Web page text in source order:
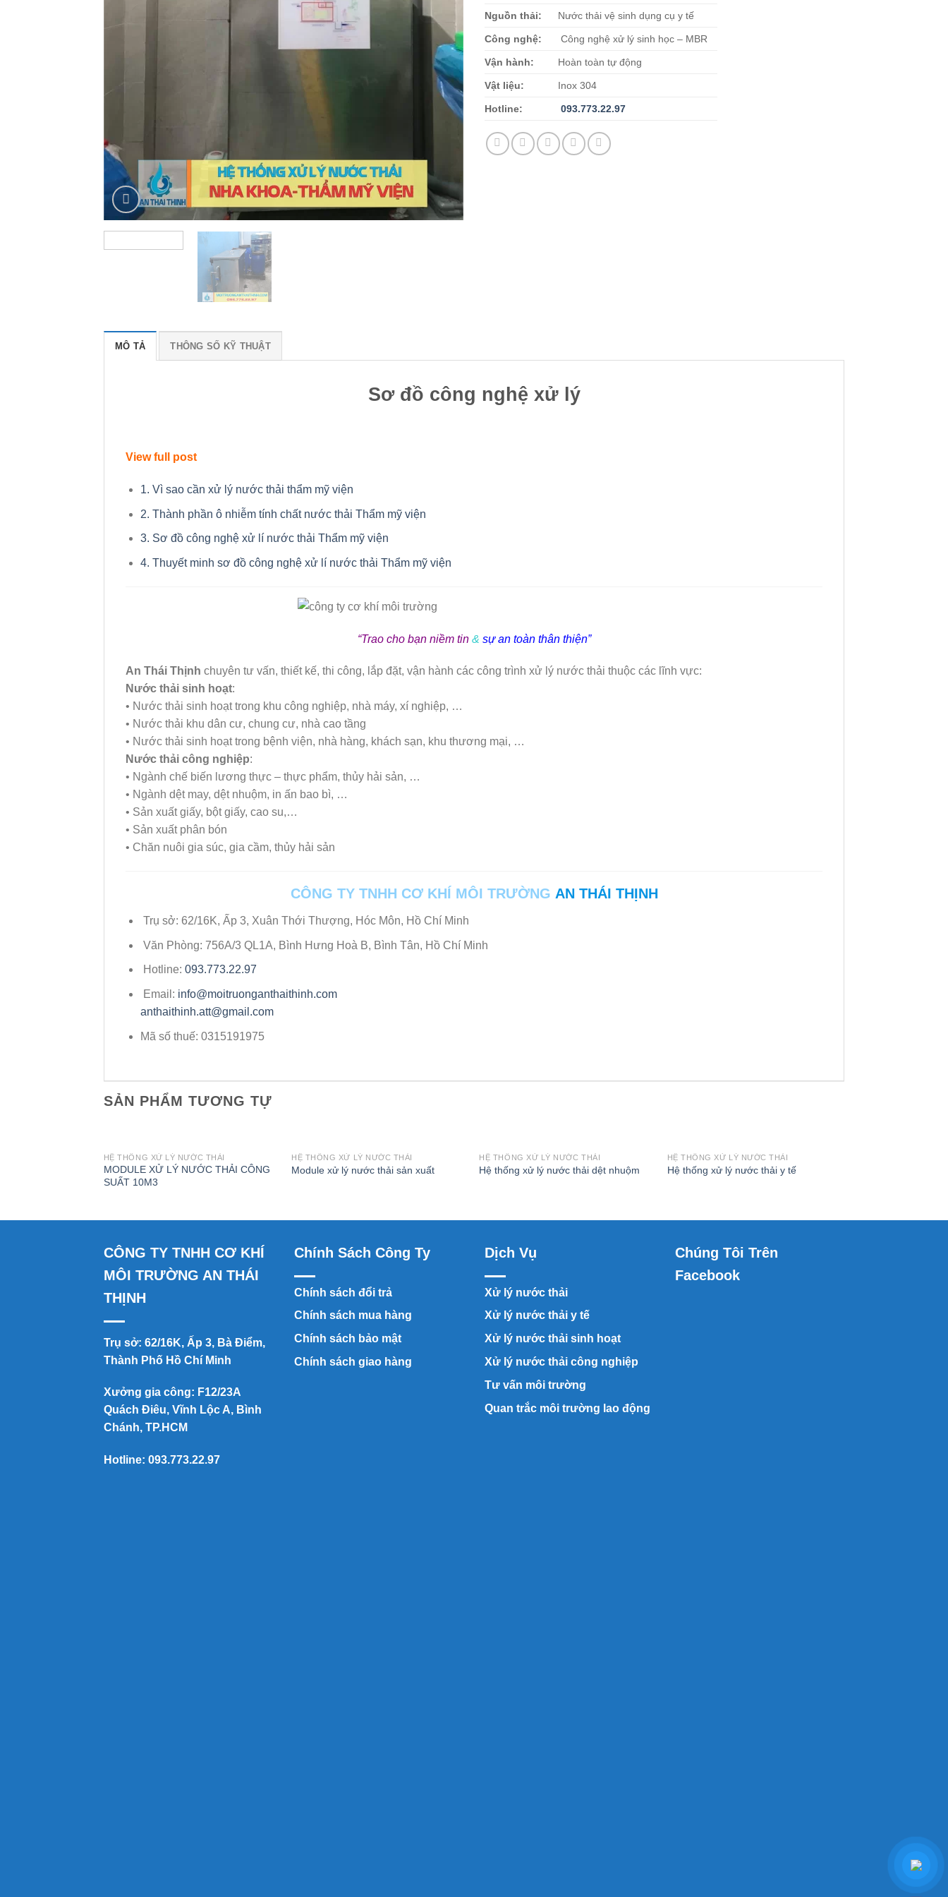
Nguồn thải: Nước thải vệ sinh dụng cụ y tế
Công nghệ: Công nghệ xử lý sinh học – MBR
Vận hành: Hoàn toàn tự động
Vật liệu: Inox 304
Hotline: 093.773.22.97
MÔ TẢ THÔNG SỐ KỸ THUẬT
Sơ đồ công nghệ xử lý
View full post
1. Vì sao cần xử lý nước thải thẩm mỹ viện
2. Thành phần ô nhiễm tính chất nước thải Thẩm mỹ viện
3. Sơ đồ công nghệ xử lí nước thải Thẩm mỹ viện
4. Thuyết minh sơ đồ công nghệ xử lí nước thải Thẩm mỹ viện
“Trao cho bạn niềm tin & sự an toàn thân thiện”
An Thái Thịnh chuyên tư vấn, thiết kế, thi công, lắp đặt, vận hành các công trình xử lý nước thải thuộc các lĩnh vực:
Nước thải sinh hoạt:
• Nước thải sinh hoạt trong khu công nghiệp, nhà máy, xí nghiệp, …
• Nước thải khu dân cư, chung cư, nhà cao tầng
• Nước thải sinh hoạt trong bệnh viện, nhà hàng, khách sạn, khu thương mại, …
Nước thải công nghiệp:
• Ngành chế biến lương thực – thực phẩm, thủy hải sản, …
• Ngành dệt may, dệt nhuộm, in ấn bao bì, …
• Sản xuất giấy, bột giấy, cao su,…
• Sản xuất phân bón
• Chăn nuôi gia súc, gia cầm, thủy hải sản
CÔNG TY TNHH CƠ KHÍ MÔI TRƯỜNG AN THÁI THỊNH
Trụ sở: 62/16K, Ấp 3, Xuân Thới Thượng, Hóc Môn, Hồ Chí Minh
Văn Phòng: 756A/3 QL1A, Bình Hưng Hoà B, Bình Tân, Hồ Chí Minh
Hotline: 093.773.22.97
Email: info@moitruonganthaithinh.com
anthaithinh.att@gmail.com
Mã số thuế: 0315191975
SẢN PHẨM TƯƠNG TỰ
HỆ THỐNG XỬ LÝ NƯỚC THẢI
MODULE XỬ LÝ NƯỚC THẢI CÔNG
SUẤT 10M3
HỆ THỐNG XỬ LÝ NƯỚC THẢI
Module xử lý nước thải sản xuất
HỆ THỐNG XỬ LÝ NƯỚC THẢI
Hệ thống xử lý nước thải dệt nhuộm
HỆ THỐNG XỬ LÝ NƯỚC THẢI
Hệ thống xử lý nước thải y tế
CÔNG TY TNHH CƠ KHÍ
MÔI TRƯỜNG AN THÁI
THỊNH
Trụ sở: 62/16K, Ấp 3, Bà Điểm,
Thành Phố Hồ Chí Minh
Xưởng gia công: F12/23A
Quách Điêu, Vĩnh Lộc A, Bình
Chánh, TP.HCM
Hotline: 093.773.22.97
Chính Sách Công Ty
Chính sách đổi trả
Chính sách mua hàng
Chính sách bảo mật
Chính sách giao hàng
Dịch Vụ
Xử lý nước thải
Xử lý nước thải y tế
Xử lý nước thải sinh hoạt
Xử lý nước thải công nghiệp
Tư vấn môi trường
Quan trắc môi trường lao động
Chúng Tôi Trên
Facebook